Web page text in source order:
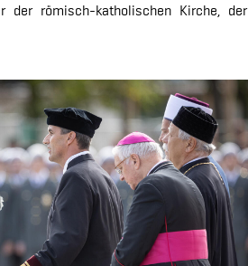
der römisch-katholischen Kirche, der